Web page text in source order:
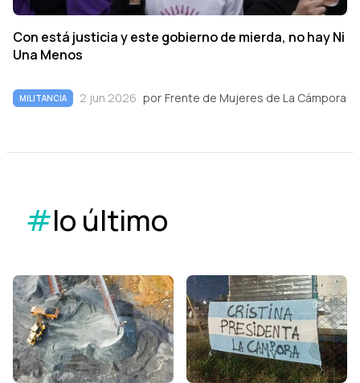
Con está justicia y este gobierno de mierda, no hay Ni
Una Menos
MILITANCIA 2 jun 2026 por Frente de Mujeres de La Cámpora
#lo último